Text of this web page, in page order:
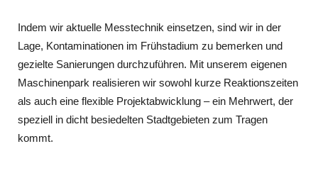
Indem wir aktuelle Messtechnik einsetzen, sind wir in der
Lage, Kontaminationen im Frühstadium zu bemerken und
gezielte Sanierungen durchzuführen. Mit unserem eigenen
Maschinenpark realisieren wir sowohl kurze Reaktionszeiten
als auch eine flexible Projektabwicklung – ein Mehrwert, der
speziell in dicht besiedelten Stadtgebieten zum Tragen
kommt.